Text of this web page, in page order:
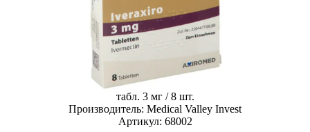
табл. 3 мг / 8 шт.
Производитель: Medical Valley Invest
Артикул: 68002